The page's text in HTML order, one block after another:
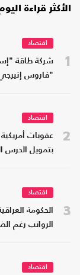
الأكثر قراءة
1
اقتصاد
شركة طاقة
"فاروس
2
اقتصاد
عقوبات
بتمويل الحرس
3
اقتصاد
الحكومة
الرواتب رغم
اقتصاد